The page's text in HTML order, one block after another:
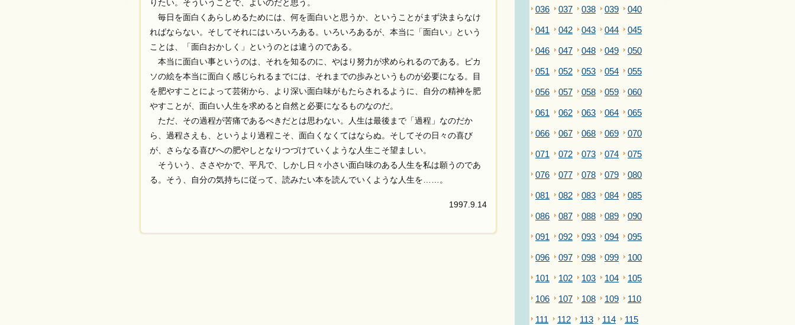
りたい。そういうことで、よいのだと思う。
毎日を面白くあらしめるためには、何を面白いと思うか、ということがまず決まらなけ
ればならない。そしてそれにはいろいろある。いろいろあるが、本当に「面白い」という
ことは、「面白おかしく」というのとは違うのである。
本当に面白い事というのは、それを知るのに、やはり努力が求められるのである。ピカ
ソの絵を本当に面白く感じられるまでには、それまでの歩みというものが必要になる。目
を肥やすことによって芸術から、より深い面白味がもたらされるように、自分の精神を肥
やすことが、面白い人生を求めると自然と必要になるものなのだ。
ただ、その過程が苦痛であるべきだとは思わない。人生は最後まで「過程」なのだか
ら、過程さえも、というより過程こそ、面白くなくてはならぬ。そしてその日々の喜び
が、さらなる喜びへの肥やしとなりつづけていくような人生こそ望ましい。
そういう、ささやかで、平凡で、しかし日々小さい面白味のある人生を私は願うのであ
る。そう、自分の気持ちに従って、読みたい本を読んでいくような人生を……。
1997.9.14
036 037 038 039 040
041 042 043 044 045
046 047 048 049 050
051 052 053 054 055
056 057 058 059 060
061 062 063 064 065
066 067 068 069 070
071 072 073 074 075
076 077 078 079 080
081 082 083 084 085
086 087 088 089 090
091 092 093 094 095
096 097 098 099 100
101 102 103 104 105
106 107 108 109 110
111 112 113 114 115